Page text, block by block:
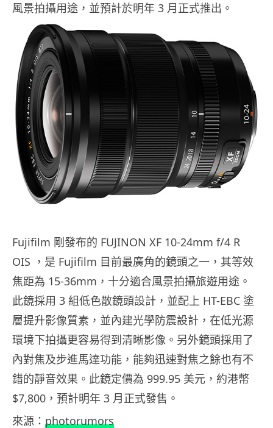
風景拍攝用途，並預計於明年 3 月正式推出。
Fujifilm 剛發布的 FUJINON XF 10-24mm f/4 R
OIS ，是 Fujifilm 目前最廣角的鏡頭之一，其等效
焦距為 15-36mm，十分適合風景拍攝旅遊用途。
此鏡採用 3 組低色散鏡頭設計，並配上 HT-EBC 塗
層提升影像質素，並內建光學防震設計，在低光源
環境下拍攝更容易得到清晰影像。另外鏡頭採用了
內對焦及步進馬達功能，能夠迅速對焦之餘也有不
錯的靜音效果。此鏡定價為 999.95 美元，約港幣
$7,800，預計明年 3 月正式發售。
來源： photorumors